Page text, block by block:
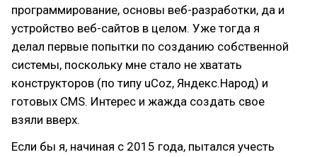
программирование, основы веб-разработки, да и
устройство веб-сайтов в целом. Уже тогда я
делал первые попытки по созданию собственной
системы, поскольку мне стало не хватать
конструкторов (по типу uCoz, Яндекс.Народ) и
готовых CMS. Интерес и жажда создать свое
взяли вверх.
Если бы я, начиная с 2015 года, пытался учесть